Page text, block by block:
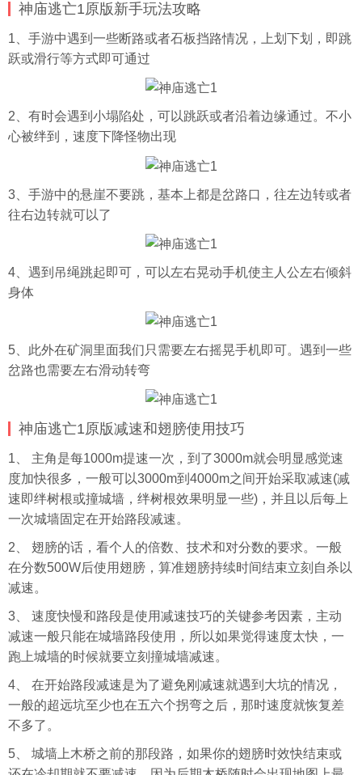
神庙逃亡1原版新手玩法攻略
1、手游中遇到一些断路或者石板挡路情况，上划下划，即跳
跃或滑行等方式即可通过
2、有时会遇到小塌陷处，可以跳跃或者沿着边缘通过。不小
心被绊到，速度下降怪物出现
3、手游中的悬崖不要跳，基本上都是岔路口，往左边转或者
往右边转就可以了
4、遇到吊绳跳起即可，可以左右晃动手机使主人公左右倾斜
身体
5、此外在矿洞里面我们只需要左右摇晃手机即可。遇到一些
岔路也需要左右滑动转弯
神庙逃亡1原版减速和翅膀使用技巧
1、 主角是每1000m提速一次，到了3000m就会明显感觉速
度加快很多，一般可以3000m到4000m之间开始采取减速(减
速即绊树根或撞城墙，绊树根效果明显一些)，并且以后每上
一次城墙固定在开始路段减速。
2、 翅膀的话，看个人的倍数、技术和对分数的要求。一般
在分数500W后使用翅膀，算准翅膀持续时间结束立刻自杀以
减速。
3、 速度快慢和路段是使用减速技巧的关键参考因素，主动
减速一般只能在城墙路段使用，所以如果觉得速度太快，一
跑上城墙的时候就要立刻撞城墙减速。
4、 在开始路段减速是为了避免刚减速就遇到大坑的情况，
一般的超远坑至少也在五六个拐弯之后，那时速度就恢复差
不多了。
5、 城墙上木桥之前的那段路，如果你的翅膀时效快结束或